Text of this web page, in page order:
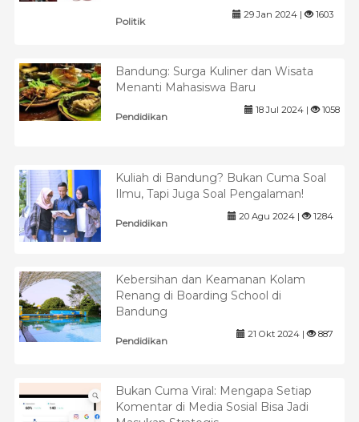
Politik
29 Jan 2024 | 1603
Bandung: Surga Kuliner dan Wisata
Menanti Mahasiswa Baru
Pendidikan
18 Jul 2024 | 1058
Kuliah di Bandung? Bukan Cuma Soal
Ilmu, Tapi Juga Soal Pengalaman!
Pendidikan
20 Agu 2024 | 1284
Kebersihan dan Keamanan Kolam
Renang di Boarding School di
Bandung
Pendidikan
21 Okt 2024 | 887
Bukan Cuma Viral: Mengapa Setiap
Komentar di Media Sosial Bisa Jadi